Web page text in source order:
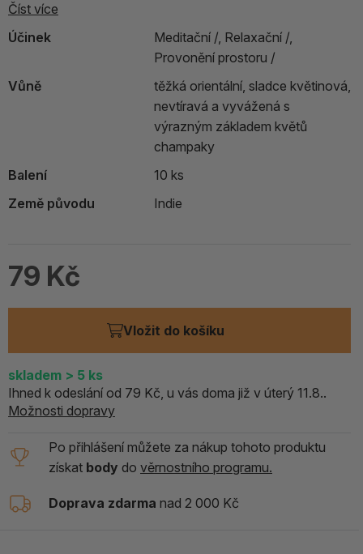
Číst více
Účinek
Meditační /, Relaxační /,
Provonění prostoru /
Vůně
těžká orientální, sladce květinová,
nevtíravá a vyvážená s
výrazným základem květů
champaky
Balení
10 ks
Země původu
Indie
79 Kč
Vložit do košíku
skladem > 5 ks
Ihned k odeslání od 79 Kč, u vás doma již v úterý 11.8..
Možnosti dopravy
Po přihlášení můžete za nákup tohoto produktu
získat body do věrnostního programu.
Doprava zdarma nad 2 000 Kč